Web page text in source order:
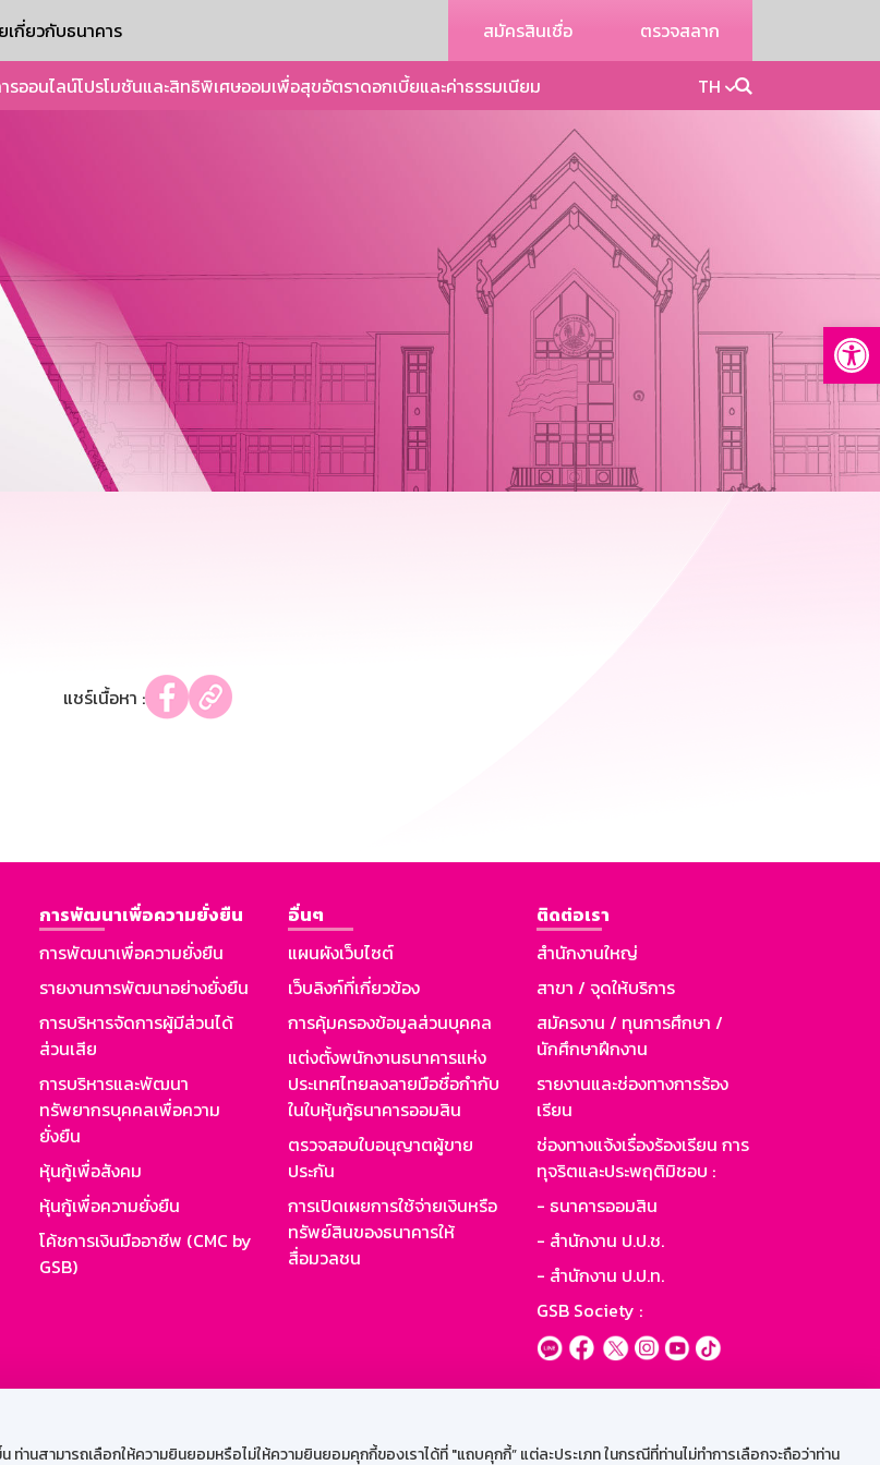
นสามารถเลือกให้ความยินยอมหรือไม่ให้ความยินยอมคุกกี้ของเราได้ที่ "แถบคุกกี้” แต่ละประเภท ในกรณีที่ท่านไม่ทำการเลือกจะถือว่าท่าน
เกี่ยวกับธนาคาร สมัครสินเชื่อ ตรวจสลาก
รออนไลน์โปรโมชันและสิทธิพิเศษออมเพื่อสุขอัตราดอกเบี้ยและค่าธรรมเนียม TH
แชร์เนื้อหา :
การพัฒนาเพื่อความยั่งยืน
การพัฒนาเพื่อความยั่งยืน
รายงานการพัฒนาอย่างยั่งยืน
การบริหารจัดการผู้มีส่วนได้
ส่วนเสีย
การบริหารและพัฒนา
ทรัพยากรบุคคลเพื่อความ
ยั่งยืน
หุ้นกู้เพื่อสังคม
หุ้นกู้เพื่อความยั่งยืน
โค้ชการเงินมืออาชีพ (CMC by
GSB)
อื่นๆ
แผนผังเว็บไซต์
เว็บลิงก์ที่เกี่ยวข้อง
การคุ้มครองข้อมูลส่วนบุคคล
แต่งตั้งพนักงานธนาคารแห่ง
ประเทศไทยลงลายมือชื่อกำกับ
ในใบหุ้นกู้ธนาคารออมสิน
ตรวจสอบใบอนุญาตผู้ขาย
ประกัน
การเปิดเผยการใช้จ่ายเงินหรือ
ทรัพย์สินของธนาคารให้
สื่อมวลชน
ติดต่อเรา
สำนักงานใหญ่
สาขา / จุดให้บริการ
สมัครงาน / ทุนการศึกษา /
นักศึกษาฝึกงาน
รายงานและช่องทางการร้อง
เรียน
ช่องทางแจ้งเรื่องร้องเรียน การ
ทุจริตและประพฤติมิชอบ :
- ธนาคารออมสิน
- สำนักงาน ป.ป.ช.
- สำนักงาน ป.ป.ท.
GSB Society :